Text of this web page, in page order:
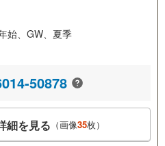
始、GW、夏季
50878
細を見る （画像35枚）